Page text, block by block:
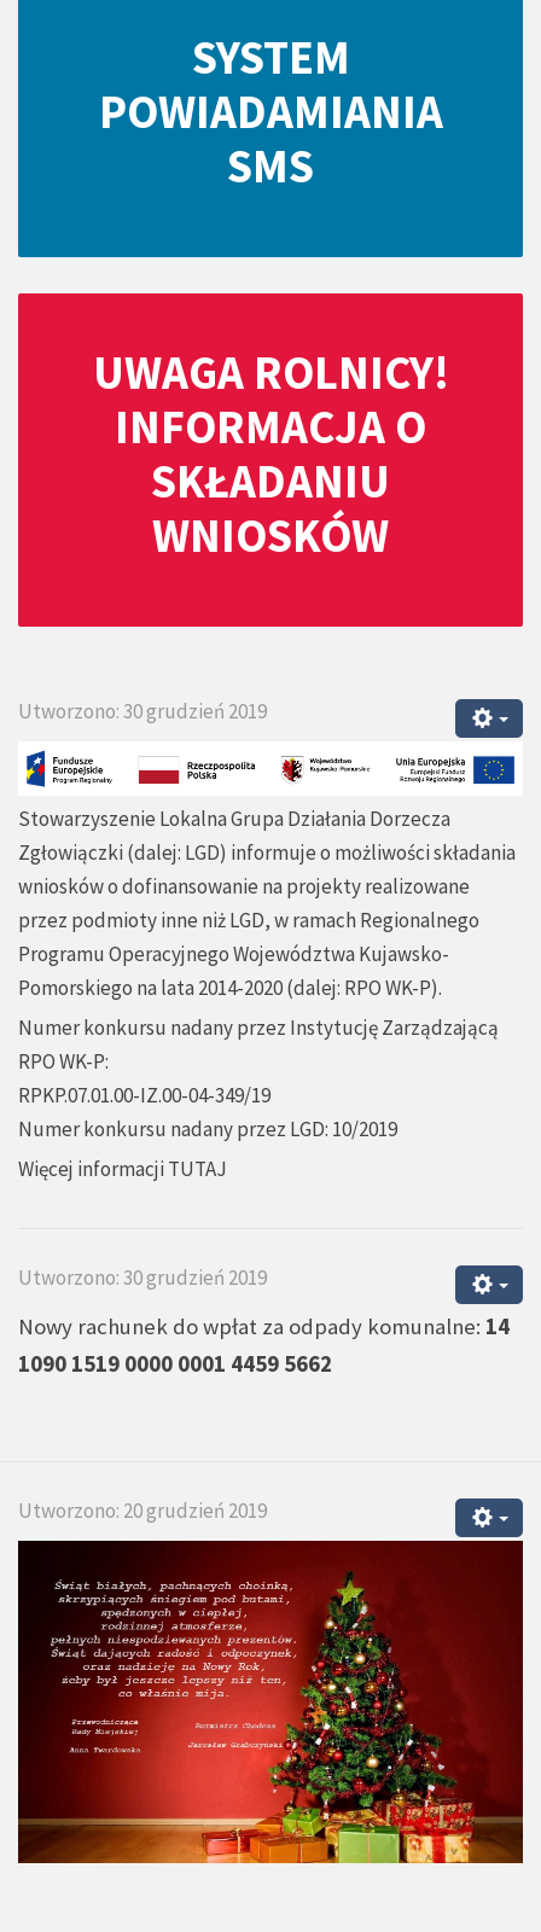
SYSTEM
POWIADAMIANIA
SMS
UWAGA ROLNICY!
INFORMACJA O
SKŁADANIU
WNIOSKÓW
Utworzono: 30 grudzień 2019
Stowarzyszenie Lokalna Grupa Działania Dorzecza
Zgłowiączki (dalej: LGD) informuje o możliwości składania
wniosków o dofinansowanie na projekty realizowane
przez podmioty inne niż LGD, w ramach Regionalnego
Programu Operacyjnego Województwa Kujawsko-
Pomorskiego na lata 2014-2020 (dalej: RPO WK-P).
Numer konkursu nadany przez Instytucję Zarządzającą
RPO WK-P:
RPKP.07.01.00-IZ.00-04-349/19
Numer konkursu nadany przez LGD: 10/2019
Więcej informacji TUTAJ
Utworzono: 30 grudzień 2019
Nowy rachunek do wpłat za odpady komunalne: 14
1090 1519 0000 0001 4459 5662
Utworzono: 20 grudzień 2019